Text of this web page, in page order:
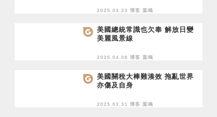
2025.04.23 博客 葉鳴
美國總統常識也欠奉 解放日變
美麗風景線
2025.04.08 博客 葉鳴
美國關稅大棒難湊效 拖亂世界
亦傷及自身
2025.03.31 博客 葉鳴